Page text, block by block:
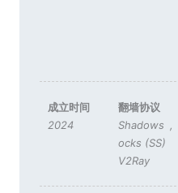
成立时间
2024
翻墙协议
Shadows
ocks (SS)
,
V2Ray